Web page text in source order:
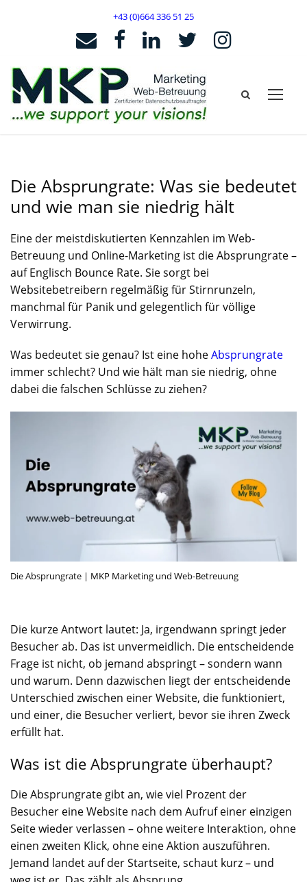
+43 (0)664 336 51 25
Die Absprungrate: Was sie bedeutet
und wie man sie niedrig hält
Eine der meistdiskutierten Kennzahlen im Web-
Betreuung und Online-Marketing ist die Absprungrate –
auf Englisch Bounce Rate. Sie sorgt bei
Websitebetreibern regelmäßig für Stirnrunzeln,
manchmal für Panik und gelegentlich für völlige
Verwirrung.
Was bedeutet sie genau? Ist eine hoheAbsprungrate
immer schlecht? Und wie hält man sie niedrig, ohne
dabei die falschen Schlüsse zu ziehen?
Die Absprungrate | MKP Marketing und Web-Betreuung
Die kurze Antwort lautet: Ja, irgendwann springt jeder
Besucher ab. Das ist unvermeidlich. Die entscheidende
Frage ist nicht, ob jemand abspringt – sondern wann
und warum. Denn dazwischen liegt der entscheidende
Unterschied zwischen einer Website, die funktioniert,
und einer, die Besucher verliert, bevor sie ihren Zweck
erfüllt hat.
Was ist die Absprungrate überhaupt?
Die Absprungrate gibt an, wie viel Prozent der
Besucher eine Website nach dem Aufruf einer einzigen
Seite wieder verlassen – ohne weitere Interaktion, ohne
einen zweiten Klick, ohne eine Aktion auszuführen.
Jemand landet auf der Startseite, schaut kurz – und